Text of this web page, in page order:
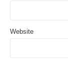
Website